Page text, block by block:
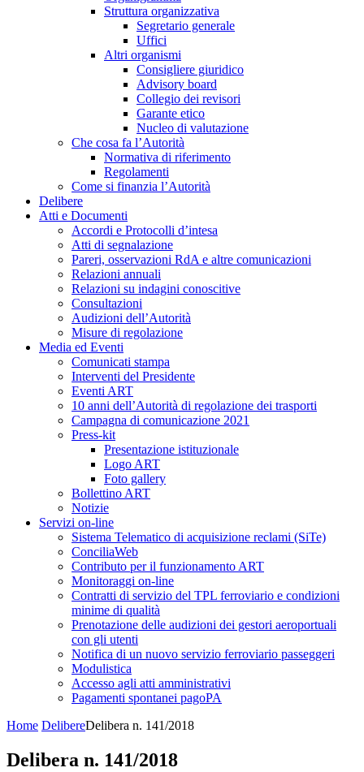
Struttura organizzativa
Segretario generale
Uffici
Altri organismi
Consigliere giuridico
Advisory board
Collegio dei revisori
Garante etico
Nucleo di valutazione
Che cosa fa l’Autorità
Normativa di riferimento
Regolamenti
Come si finanzia l’Autorità
Delibere
Atti e Documenti
Accordi e Protocolli d’intesa
Atti di segnalazione
Pareri, osservazioni RdA e altre comunicazioni
Relazioni annuali
Relazioni su indagini conoscitive
Consultazioni
Audizioni dell’Autorità
Misure di regolazione
Media ed Eventi
Comunicati stampa
Interventi del Presidente
Eventi ART
10 anni dell’Autorità di regolazione dei trasporti
Campagna di comunicazione 2021
Press-kit
Presentazione istituzionale
Logo ART
Foto gallery
Bollettino ART
Notizie
Servizi on-line
Sistema Telematico di acquisizione reclami (SiTe)
ConciliaWeb
Contributo per il funzionamento ART
Monitoraggi on-line
Contratti di servizio del TPL ferroviario e condizioni
minime di qualità
Prenotazione delle audizioni dei gestori aeroportuali
con gli utenti
Notifica di un nuovo servizio ferroviario passeggeri
Modulistica
Accesso agli atti amministrativi
Pagamenti spontanei pagoPA
Home DelibereDelibera n. 141/2018
Delibera n. 141/2018